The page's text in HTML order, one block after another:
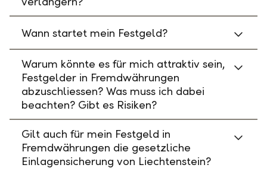
Wann startet mein Festgeld?
Warum könnte es für mich attraktiv sein,
Festgelder in Fremdwährungen
abzuschliessen? Was muss ich dabei
beachten? Gibt es Risiken?
Gilt auch für mein Festgeld in
Fremdwährungen die gesetzliche
Einlagensicherung von Liechtenstein?